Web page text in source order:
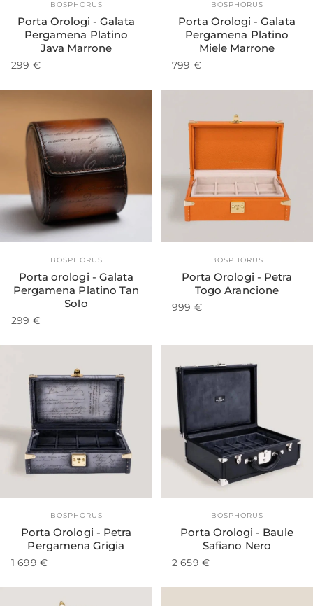
BOSPHORUS
Porta Orologi - Galata
Pergamena Platino
Java Marrone
299 €
BOSPHORUS
Porta Orologi - Galata
Pergamena Platino
Miele Marrone
799 €
Fornitore:
BOSPHORUS
Porta orologi - Galata
Pergamena Platino Tan
Solo
299 €
Fornitore:
BOSPHORUS
Porta Orologi - Petra
Togo Arancione
999 €
Esaurito
Fornitore:
BOSPHORUS
Porta Orologi - Petra
Pergamena Grigia
1 699 €
Fornitore:
BOSPHORUS
Porta Orologi - Baule
Safiano Nero
2 659 €